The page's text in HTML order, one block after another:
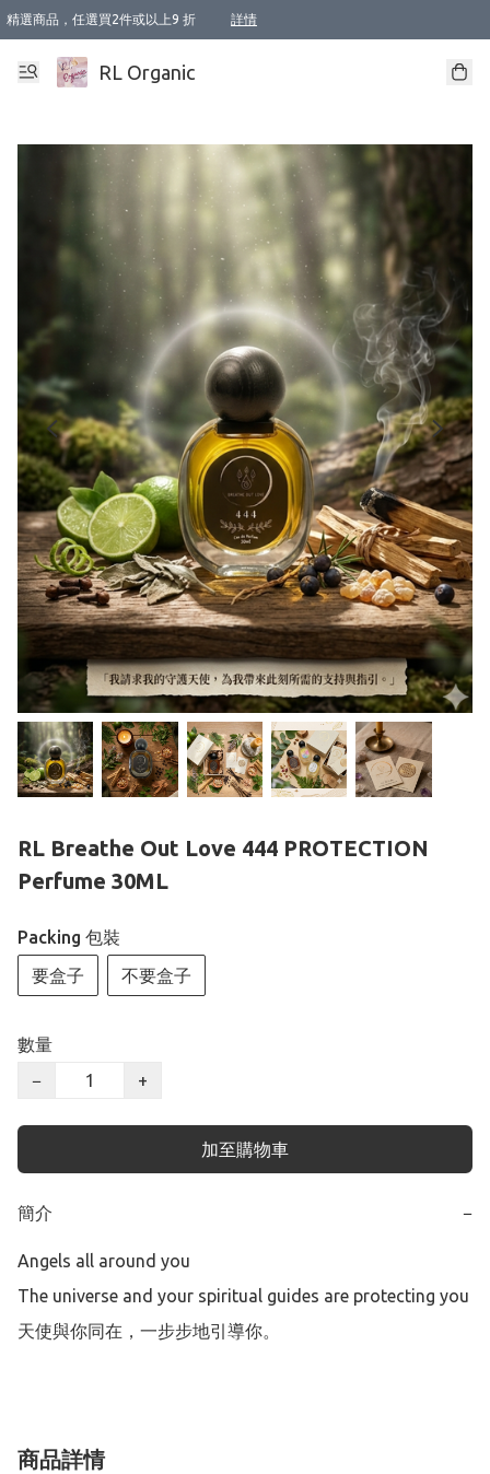
精選商品，任選買2件或以上9 折 詳情
XI周年優惠【新品自由選2件88折/3件85折】
XI周年優惠【Chakra 脈輪平衡自由選2件9折/3件85折/5件8折】
Florame 肌底自由選 2支9折 3支85折
XI周年優惠【蟲蟲退散 · 防衛結界﹞系列2件9折】
Sunki 任選2件95折
BIOFFICINA TOSCANA 任選2支9折 3支85折
Lamav 任選1件9折 2件85折
Mukti Organics 指定產品任選1件9折, 2件88折 3件85折
Intelligent Nutrients Skincare 任選2件9折
deodorant 任選2件88折
化妝品 任選2件95折
XI周年優惠【身心靈單品 任選2件9折/3件85折/5件8折】
XI周年優惠 【精油/香水 任選2件9折/3件85折/5件8折】
XI周年優惠【「關節到肌膚」全效養護 BODY OIL 組2件88折/3件85折】
XI周年優惠【夏日有機物理防曬套裝2件88折】
XI周年優惠【夏日潔面隨意選2件88折/3件85折】
XI周年優惠【逆齡奇蹟抗氧 11 自由選2件88折/3件85折/4件或以上8折】
新會員首次購物即享全單 95 折優惠！
成為VIP / VVIP 可享有生日月現金扣減獎賞優惠 !! 記得去賬户資料填上生日日期啦 !
選用順豐速運，滿$500 免運費
本地速遞 京東 送住宅/ 工商地址 $400 免運費
澳門訂單選用順豐速運，滿$800 免運費
RL Organic
RL Breathe Out Love 444 PROTECTION
Perfume 30ML
Packing 包裝
要盒子
不要盒子
數量
−
+
加至購物車
簡介 −
Angels all around you
The universe and your spiritual guides are protecting you
天使與你同在，一步步地引導你。
商品詳情